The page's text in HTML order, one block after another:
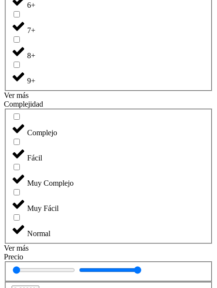
6+
7+
8+
9+
Ver más
Complejidad
Complejo
Fácil
Muy Complejo
Muy Fácil
Normal
Ver más
Precio